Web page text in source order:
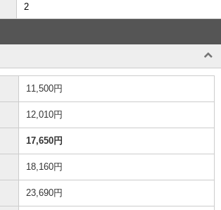
2
11,500円
12,010円
17,650円
18,160円
23,690円